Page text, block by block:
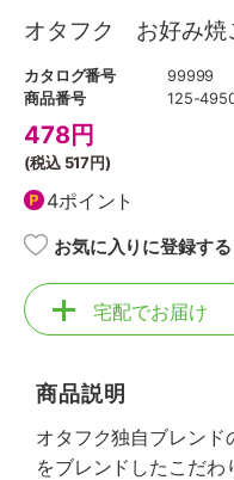
オタフク お好み
カタログ番号
99999
商品番号
125-
478円
(税込 517円)
4ポイント
お気に入りに登録する
宅配でお届け
商品説明
オタフク独自ブレンド
をブレンドしたこだ